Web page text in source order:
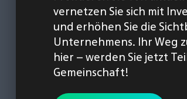
vernetzen Sie sich mit
und erhöhen Sie die
Unternehmens. Ihr Weg
hier – werden Sie jetzt
Gemeinschaft!